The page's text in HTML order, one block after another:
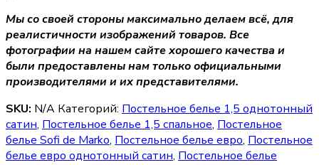
Мы со своей стороны максимально делаем всё, для
реалистичности изображений товаров. Все
фотографии на нашем сайте хорошего качества и
были предоставлены нам только официальными
производителями и их представителями.
SKU: N/A Категорий: Постельное белье 1,5 однотонный
сатин, Постельное белье 1,5 спальное, Постельное
белье Sofi de Marko, Постельное белье евро, Постельное
белье евро однотонный сатин, Постельное белье